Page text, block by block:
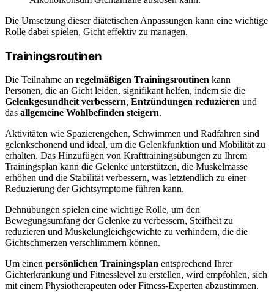
Die Umsetzung dieser diätetischen Anpassungen kann eine wichtige
Rolle dabei spielen, Gicht effektiv zu managen.
Trainingsroutinen
Die Teilnahme an regelmäßigen Trainingsroutinen kann
Personen, die an Gicht leiden, signifikant helfen, indem sie die
Gelenkgesundheit verbessern, Entzündungen reduzieren und
das allgemeine Wohlbefinden steigern.
Aktivitäten wie Spazierengehen, Schwimmen und Radfahren sind
gelenkschonend und ideal, um die Gelenkfunktion und Mobilität zu
erhalten. Das Hinzufügen von Krafttrainingsübungen zu Ihrem
Trainingsplan kann die Gelenke unterstützen, die Muskelmasse
erhöhen und die Stabilität verbessern, was letztendlich zu einer
Reduzierung der Gichtsymptome führen kann.
Dehnübungen spielen eine wichtige Rolle, um den
Bewegungsumfang der Gelenke zu verbessern, Steifheit zu
reduzieren und Muskelungleichgewichte zu verhindern, die die
Gichtschmerzen verschlimmern können.
Um einen persönlichen Trainingsplan entsprechend Ihrer
Gichterkrankung und Fitnesslevel zu erstellen, wird empfohlen, sich
mit einem Physiotherapeuten oder Fitness-Experten abzustimmen.